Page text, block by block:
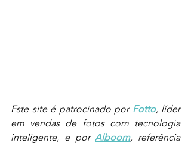
Este site é patrocinado por Fotto, líder
em vendas de fotos com tecnologia
inteligente, e por Alboom, referência